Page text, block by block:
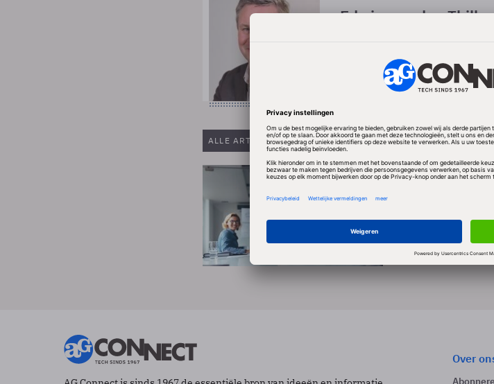
Edwin van den
is leader enterprise cloud
ALLE ARTIKELEN VAN EDWIN VAN DEN THILLART
Blog Artificial
Drie tips om
Over